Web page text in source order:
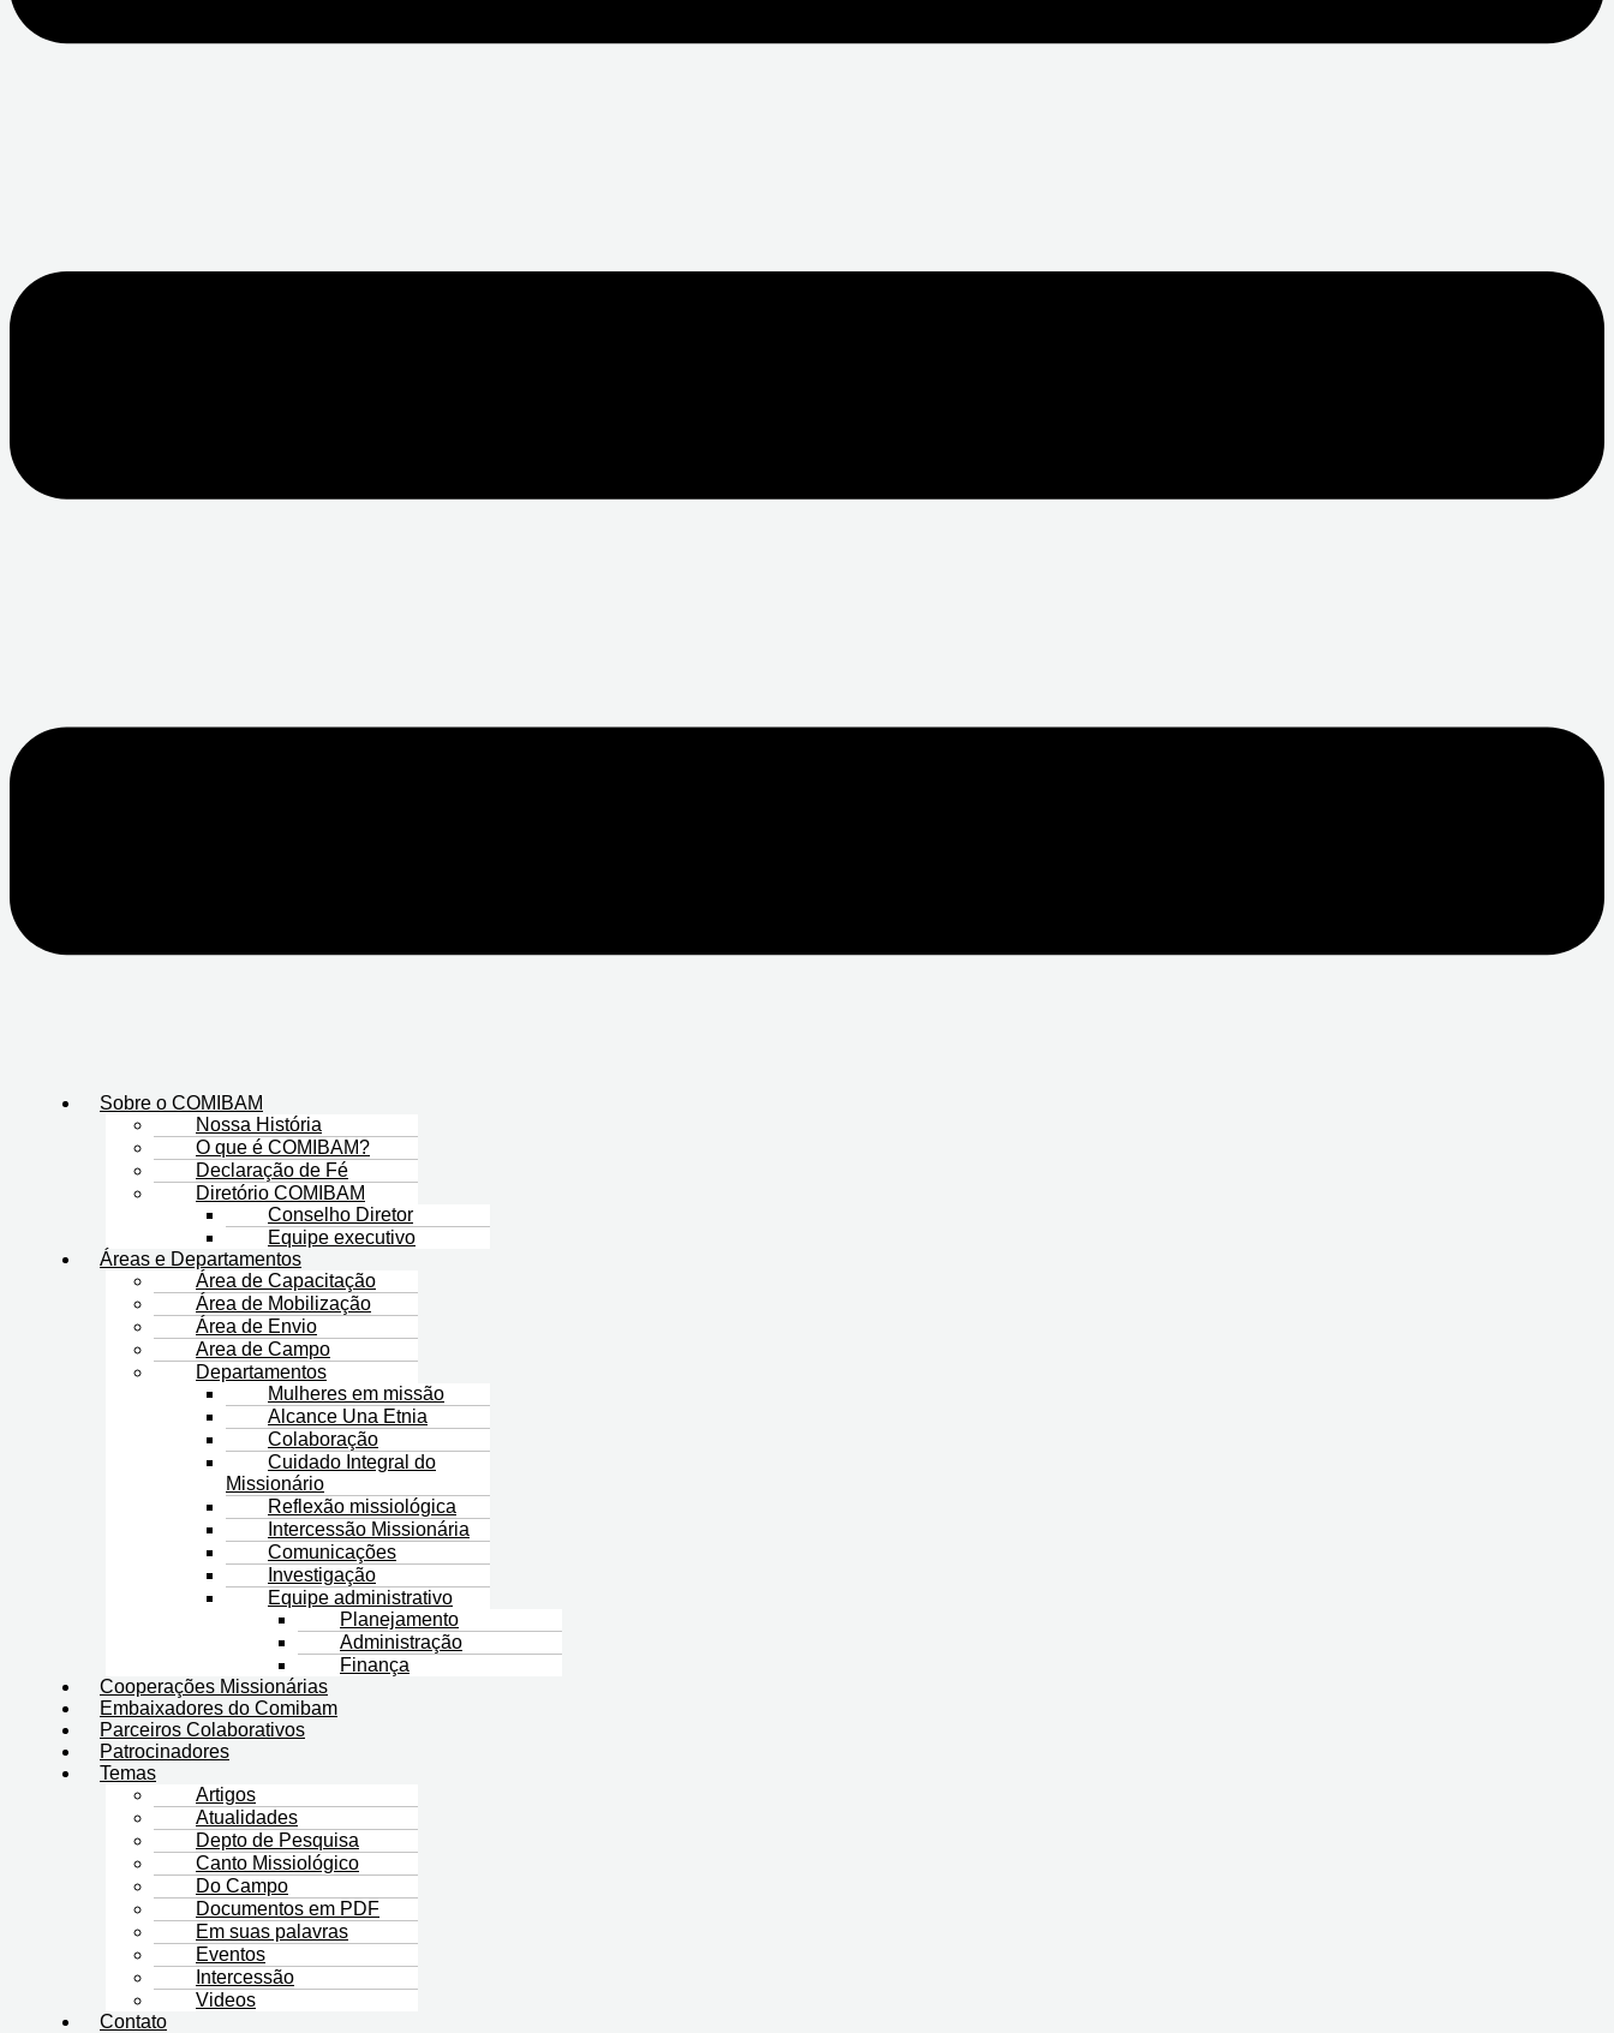
Sobre o COMIBAM
Nossa História
O que é COMIBAM?
Declaração de Fé
Diretório COMIBAM
Conselho Diretor
Equipe executivo
Áreas e Departamentos
Área de Capacitação
Área de Mobilização
Área de Envio
Area de Campo
Departamentos
Mulheres em missão
Alcance Una Etnia
Colaboração
Cuidado Integral do
Missionário
Reflexão missiológica
Intercessão Missionária
Comunicações
Investigação
Equipe administrativo
Planejamento
Administração
Finança
Cooperações Missionárias
Embaixadores do Comibam
Parceiros Colaborativos
Patrocinadores
Temas
Artigos
Atualidades
Depto de Pesquisa
Canto Missiológico
Do Campo
Documentos em PDF
Em suas palavras
Eventos
Intercessão
Videos
Contato